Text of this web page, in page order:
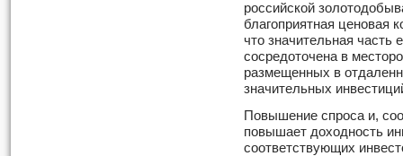
российской
благоприятная ценовая
что значительная часть
сосредоточена в
размещенных в
значительных
Повышение спроса и,
повышает доходность
соответствующих